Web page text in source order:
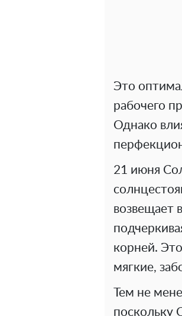
Это
рабочего
Однако
21 июня
возвещает
корней.
мягкие,
Тем не
поскольку